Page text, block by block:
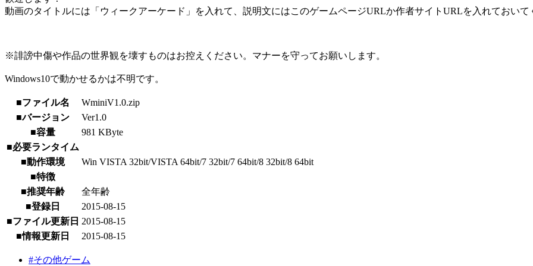
動画のタイトルには「ウィークアーケード」を入れて、説明文にはこのゲームページURLか作者サイトURLを入れておいて
※誹謗中傷や作品の世界観を壊すものはお控えください。マナーを守ってお願いします。
Windows10で動かせるかは不明です。
■ファイル名
WminiV1.0.zip
■バージョン
Ver1.0
■容量
981 KByte
■必要ランタイム
■動作環境
Win VISTA 32bit/VISTA 64bit/7 32bit/7 64bit/8 32bit/8 64bit
■特徴
■推奨年齢
全年齢
■登録日
2015-08-15
■ファイル更新日 2015-08-15
■情報更新日
2015-08-15
#その他ゲーム